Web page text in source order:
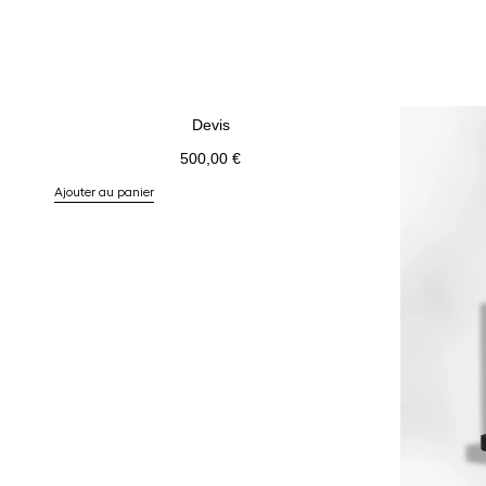
Devis
500,00€
Ajouter au panier